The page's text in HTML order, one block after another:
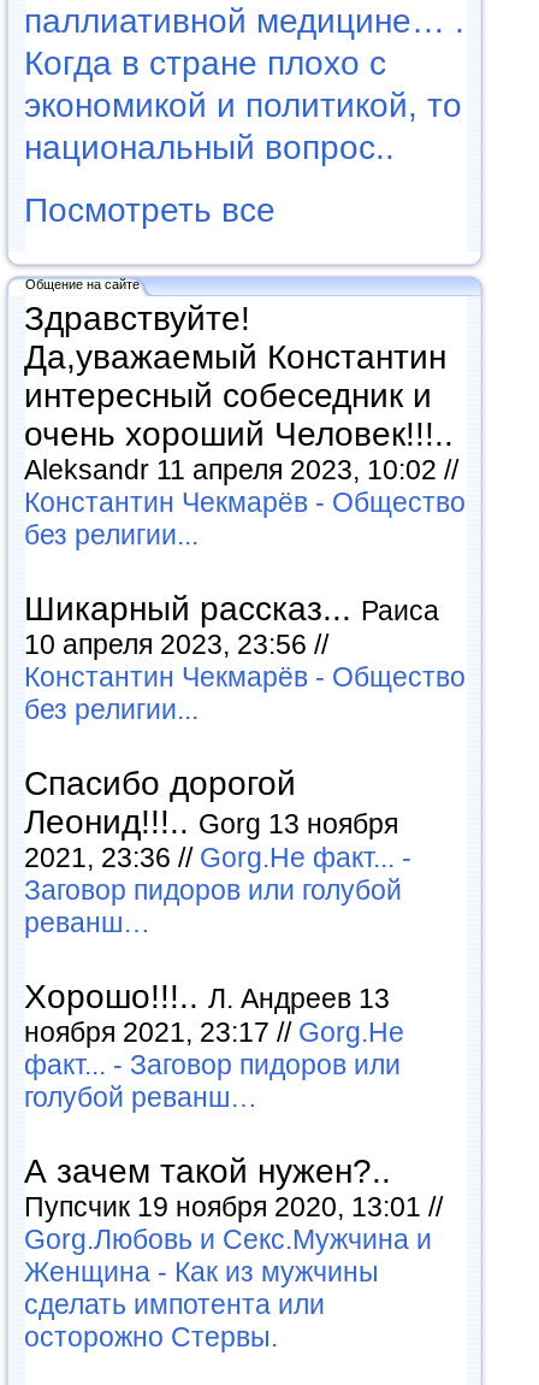
паллиативной медицине… .
Когда в стране плохо с
экономикой и политикой, то
национальный вопрос..
Посмотреть все
Общение на сайте
Здравствуйте!
Да,уважаемый Константин
интересный собеседник и
очень хороший Человек!!!..
Aleksandr 11 апреля 2023, 10:02 //
Константин Чекмарёв - Общество
без религии...
Шикарный рассказ... Раиса
10 апреля 2023, 23:56 //
Константин Чекмарёв - Общество
без религии...
Спасибо дорогой
Леонид!!!.. Gorg 13 ноября
2021, 23:36 // Gorg.Не факт... -
Заговор пидоров или голубой
реванш…
Хорошо!!!.. Л. Андреев 13
ноября 2021, 23:17 // Gorg.Не
факт... - Заговор пидоров или
голубой реванш…
А зачем такой нужен?..
Пупсчик 19 ноября 2020, 13:01 //
Gorg.Любовь и Секс.Мужчина и
Женщина - Как из мужчины
сделать импотента или
осторожно Стервы.